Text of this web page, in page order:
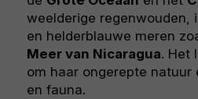
weelderige regenwouden,
en helderblauwe meren
Meer van Nicaragua. Het
om haar ongerepte natuur
en fauna.